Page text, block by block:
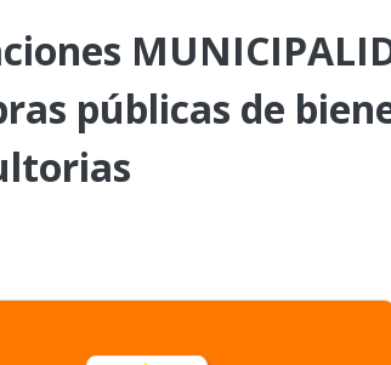
públicas de